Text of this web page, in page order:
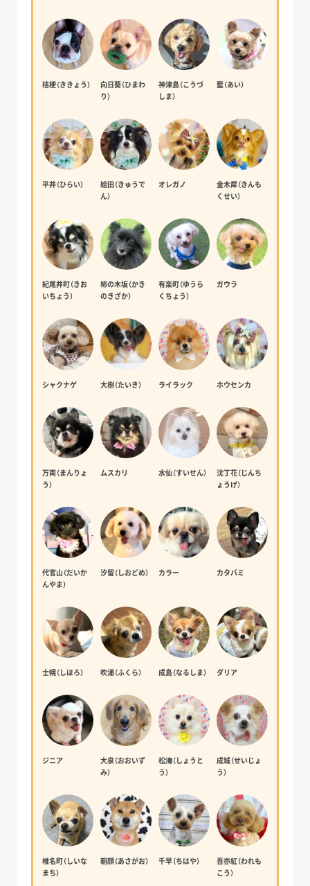
桔梗（ききょう）
向日葵（ひまわ
り）
神津島（こうづ
しま）
藍（あい）
平井（ひらい）
給田（きゅうで
ん）
オレガノ
金木犀（きんも
くせい）
紀尾井町（きお
いちょう）
柿の木坂（かき
のきざか）
有楽町（ゆうら
くちょう）
ガウラ
シャクナゲ 大樹（たいき） ライラック ホウセンカ
万両（まんりょ
う）
ムスカリ 水仙（すいせん）
沈丁花（じんち
ょうげ）
代官山（だいか
んやま）
汐留（しおどめ） カラー カタバミ
士幌（しほろ） 吹浦（ふくら） 成島（なるしま） ダリア
ジニア
大泉（おおいず
み）
松濤（しょうと
う）
成城（せいじょ
う）
椎名町（しいな
まち）
朝顔（あさがお） 千早（ちはや）
吾亦紅（われも
こう）